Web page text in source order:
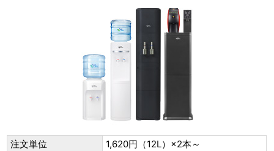
注文単位
1,620円（12L）×2本～